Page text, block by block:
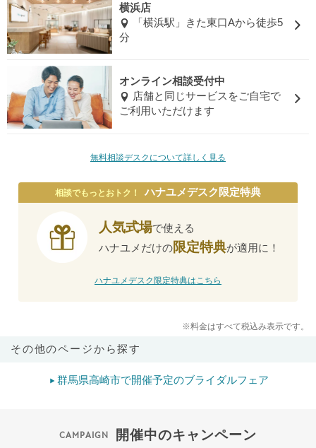
横浜店
「横浜駅」きた東口Aから徒歩5
分
オンライン相談受付中
店舗と同じサービスをご自宅で
ご利用いただけます
無料相談デスクについて詳しく見る
相談でもっとおトク！ ハナユメデスク限定特典
人気式場で使える
ハナユメだけの限定特典が適用に！
ハナユメデスク限定特典はこちら
※料金はすべて税込み表示です。
その他のページから探す
群馬県高崎市で開催予定のブライダルフェア
開催中のキャンペーン